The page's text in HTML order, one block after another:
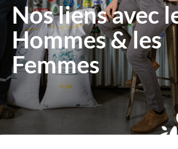
Nos liens avec
Hommes & les
Femmes